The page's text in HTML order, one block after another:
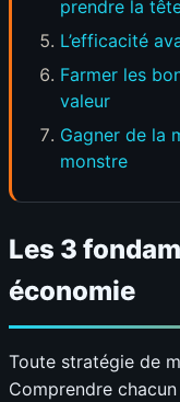
prendre la
L’efficacité
Farmer les
valeur
Gagner de la
monstre
Les 3
économie
Toute stratégie de
Comprendre